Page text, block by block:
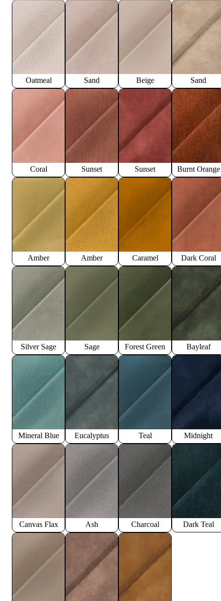
Oatmeal Sand Beige Sand
Coral Sunset Sunset Burnt Orange
Amber Amber Caramel Dark Coral
Silver Sage Sage Forest Green Bayleaf
Mineral Blue Eucalyptus Teal Midnight
Canvas Flax Ash Charcoal Dark Teal